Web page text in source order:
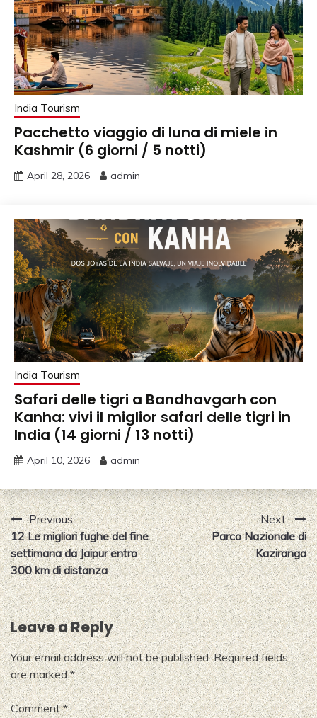
India Tourism
Pacchetto viaggio di luna di miele in
Kashmir (6 giorni / 5 notti)
April 28, 2026 admin
India Tourism
Safari delle tigri a Bandhavgarh con
Kanha: vivi il miglior safari delle tigri in
India (14 giorni / 13 notti)
April 10, 2026 admin
Post
navigation
Previous:
12 Le migliori fughe del fine
settimana da Jaipur entro
300 km di distanza
Next:
Parco Nazionale di
Kaziranga
Leave a Reply
Your email address will not be published. Required fields
are marked*
Comment*